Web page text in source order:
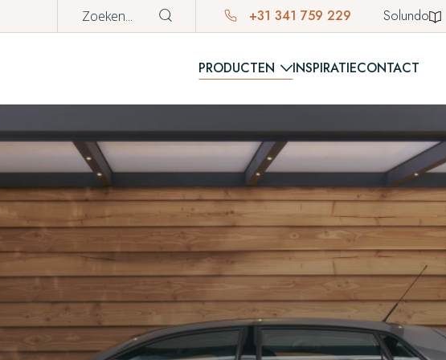
+31 341 759 229 Solundo
PRODUCTEN INSPIRATIECONTACT
Er bevinden zich nog geen